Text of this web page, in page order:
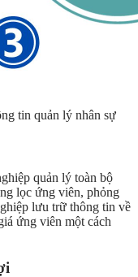
tin quản lý nhân sự
quản lý toàn bộ
lọc ứng viên, phỏng
lưu trữ thông tin về
ứng viên một cách